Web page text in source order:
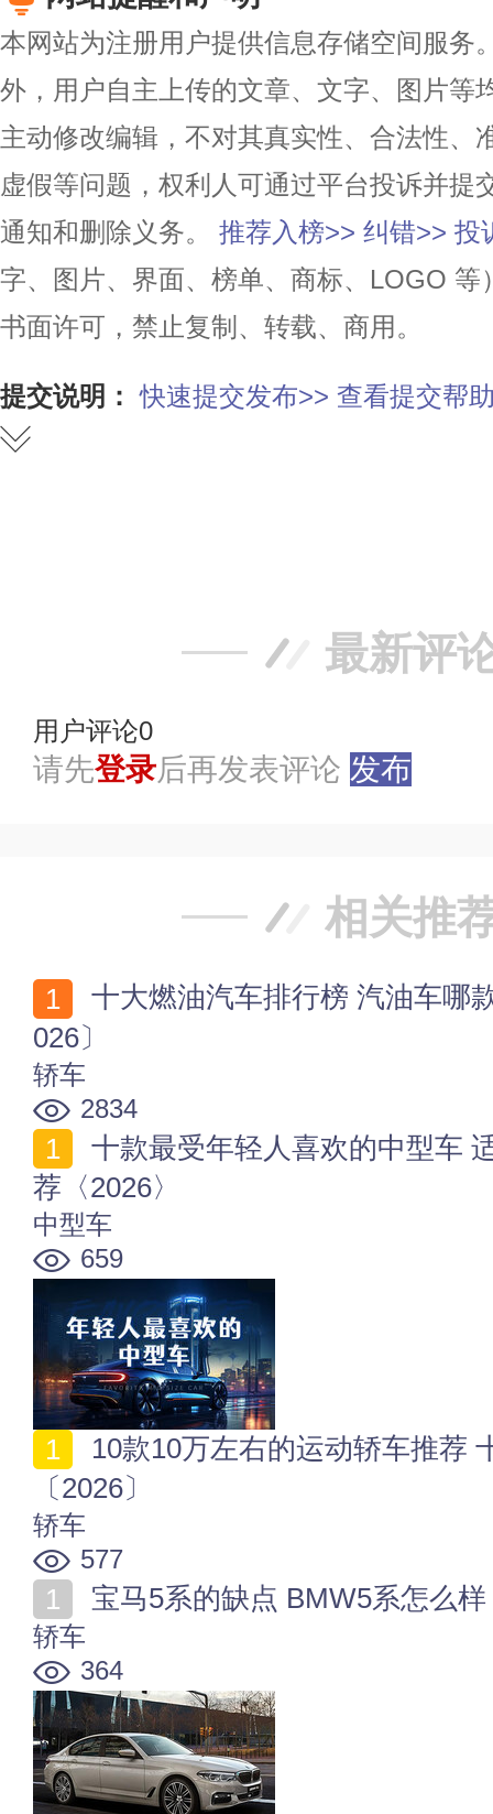
本网站为注册用户提供信息存储空间服务
外，用户自主上传的文章、文字、图片等
主动修改编辑，不对其真实性、合法性、
虚假等问题，权利人可通过平台投诉并提
通知和删除义务。
推荐入榜>> 纠错>> 投
字、图片、界面、榜单、商标、LOGO
书面许可，禁止复制、转载、商用。
提交说明： 快速提交发布>> 查看提交帮
最新评
用户评论0
请先登录后再发表评论 发布
相关推
026〕
轿车
2834
荐〈2026〉
中型车
659
〔2026〕
轿车
577
宝马5系的缺点 BMW5系怎么样
轿车
364